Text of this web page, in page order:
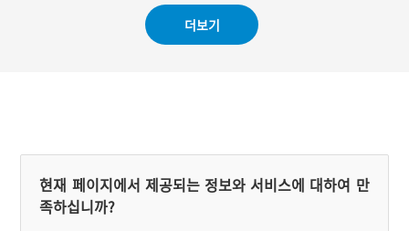
어지거나 여름철 무더위에
지친 사람들에게 더할 나위
없는 보양식으로 이용되었
더보기
현재 페이지에서 제공되는 정보와 서비스에 대하여 만
족하십니까?